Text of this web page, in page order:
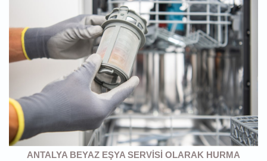
ANTALYA BEYAZ EŞYA SERVISI OLARAK HURMA